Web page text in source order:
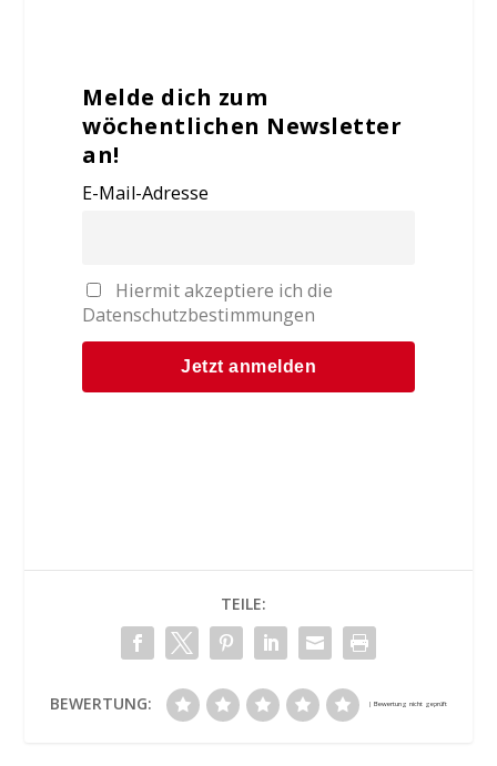
Melde dich zum
wöchentlichen Newsletter
an!
E-Mail-Adresse
Hiermit akzeptiere ich die
Datenschutzbestimmungen
TEILE:
BEWERTUNG: